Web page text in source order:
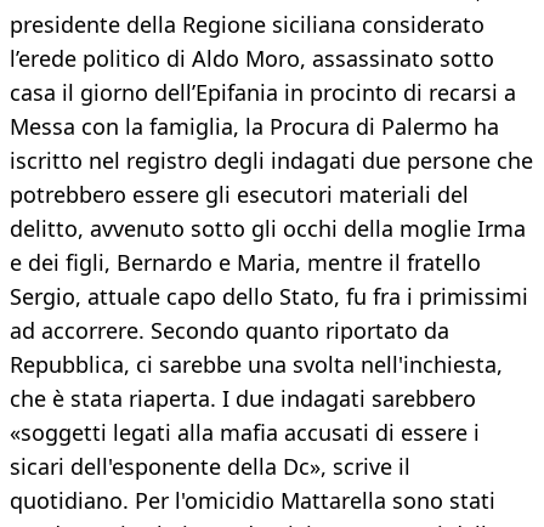
presidente della Regione siciliana considerato
l’erede politico di Aldo Moro, assassinato sotto
casa il giorno dell’Epifania in procinto di recarsi a
Messa con la famiglia, la Procura di Palermo ha
iscritto nel registro degli indagati due persone che
potrebbero essere gli esecutori materiali del
delitto, avvenuto sotto gli occhi della moglie Irma
e dei figli, Bernardo e Maria, mentre il fratello
Sergio, attuale capo dello Stato, fu fra i primissimi
ad accorrere. Secondo quanto riportato da
Repubblica, ci sarebbe una svolta nell'inchiesta,
che è stata riaperta. I due indagati sarebbero
«soggetti legati alla mafia accusati di essere i
sicari dell'esponente della Dc», scrive il
quotidiano. Per l'omicidio Mattarella sono stati